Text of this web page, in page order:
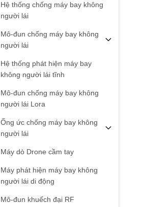
Hệ thống chống máy bay không
người lái
Mô-đun chống máy bay không
người lái
Hệ thống phát hiện máy bay
không người lái tĩnh
Mô-đun chống máy bay không
người lái Lora
Ống ức chống máy bay không
người lái
Máy dò Drone cầm tay
Máy phát hiện máy bay không
người lái di động
Mô-đun khuếch đại RF